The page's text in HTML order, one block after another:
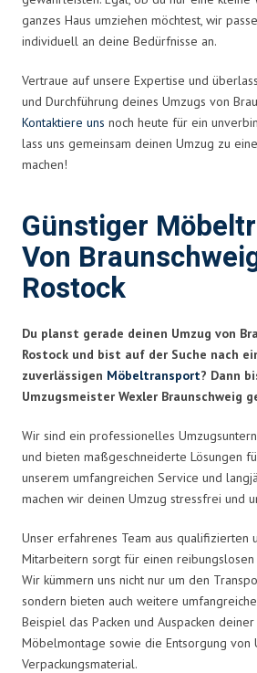
ganzes Haus umziehen möchtest, wir
individuell an deine Bedürfnisse an.
Vertraue auf unsere Expertise und
und Durchführung deines Umzugs von
Kontaktiere uns noch heute für ein
lass uns gemeinsam deinen Umzug zu
machen!
Günstiger
Von
Rostock
Du planst gerade deinen Umzug von
Rostock und bist auf der Suche nach
zuverlässigen Möbeltransport? Dann
Umzugsmeister Wexler Braunschweig
Wir sind ein professionelles
und bieten maßgeschneiderte Lösungen
unserem umfangreichen Service und
machen wir deinen Umzug stressfrei und
Unser erfahrenes Team aus qualifizierten
Mitarbeitern sorgt für einen
Wir kümmern uns nicht nur um den
sondern bieten auch weitere
Beispiel das Packen und Auspacken deiner
Möbelmontage sowie die Entsorgung von
Verpackungsmaterial.